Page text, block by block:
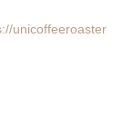
unicoffeeroaster